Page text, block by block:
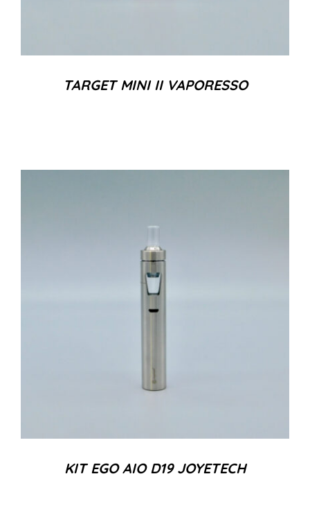
TARGET MINI II VAPORESSO
KIT EGO AIO D19 JOYETECH